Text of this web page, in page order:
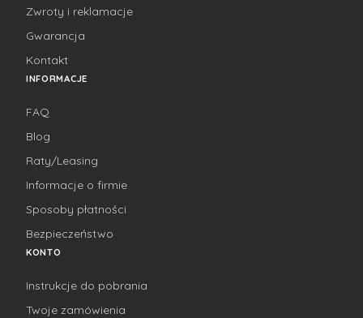
Zwroty i reklamacje
Gwarancja
Kontakt
INFORMACJE
FAQ
Blog
Raty/Leasing
Informacje o firmie
Sposoby płatności
Bezpieczeństwo
KONTO
Instrukcje do pobrania
Twoje zamówienia